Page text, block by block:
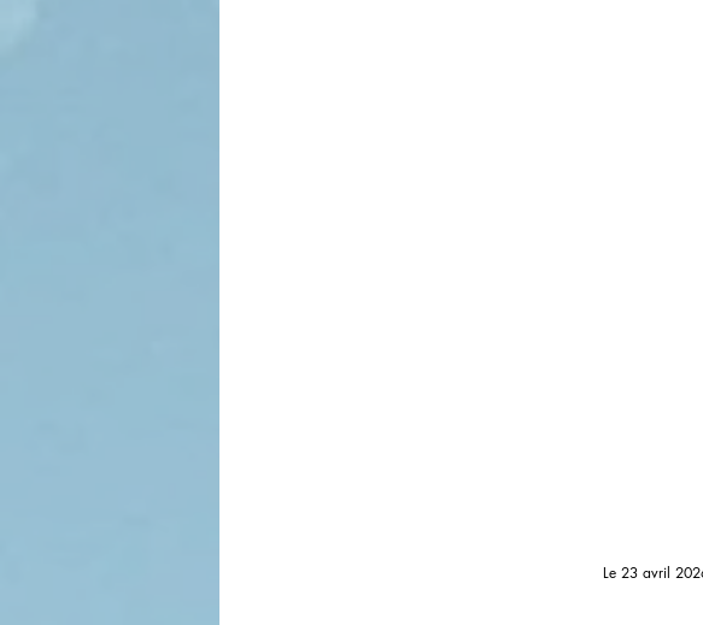
Le 23 avril